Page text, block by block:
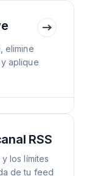
elimine
aplique
RSS
los límites
de tu feed